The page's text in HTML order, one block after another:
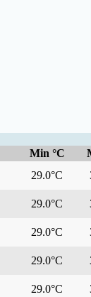
Min °C
29.0°C
29.0°C
29.0°C
29.0°C
29.0°C